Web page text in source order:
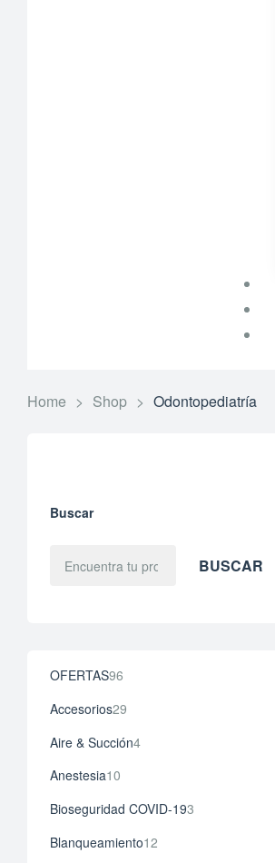
Home > Shop > Odontopediatría
Buscar
BUSCAR
OFERTAS96
Accesorios29
Aire & Succión4
Anestesia10
Bioseguridad COVID-193
Blanqueamiento12